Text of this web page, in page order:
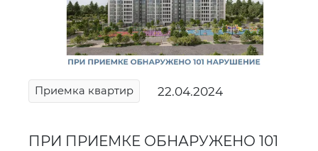
Приемка квартир 22.04.2024
ПРИ ПРИЕМКЕ ОБНАРУЖЕНО 101